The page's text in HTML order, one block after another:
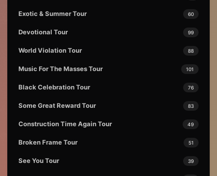
60
Exotic & Summer Tour
99
Devotional Tour
88
World Violation Tour
101
Music For The Masses Tour
76
Black Celebration Tour
83
Some Great Reward Tour
49
Construction Time Again Tour
51
Broken Frame Tour
39
See You Tour